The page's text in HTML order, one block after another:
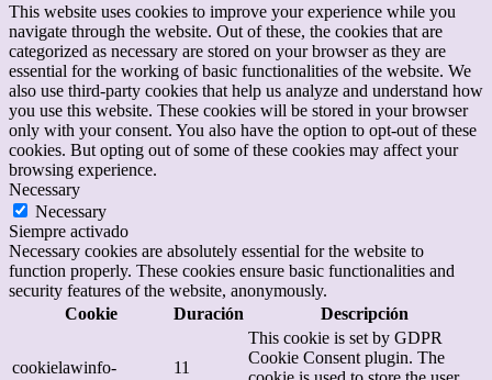
This website uses cookies to improve your experience while you
navigate through the website. Out of these, the cookies that are
categorized as necessary are stored on your browser as they are
essential for the working of basic functionalities of the website. We
also use third-party cookies that help us analyze and understand how
you use this website. These cookies will be stored in your browser
only with your consent. You also have the option to opt-out of these
cookies. But opting out of some of these cookies may affect your
browsing experience.
Necessary
Necessary
Siempre activado
Necessary cookies are absolutely essential for the website to
function properly. These cookies ensure basic functionalities and
security features of the website, anonymously.
Cookie
Duración Descripción
cookielawinfo-
11
This cookie is set by GDPR
Cookie Consent plugin. The